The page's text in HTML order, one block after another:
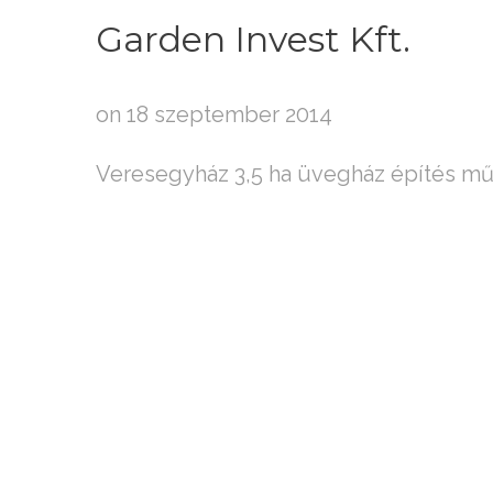
Garden Invest Kft.
on 18 szeptember 2014
Veresegyház 3,5 ha üvegház építés